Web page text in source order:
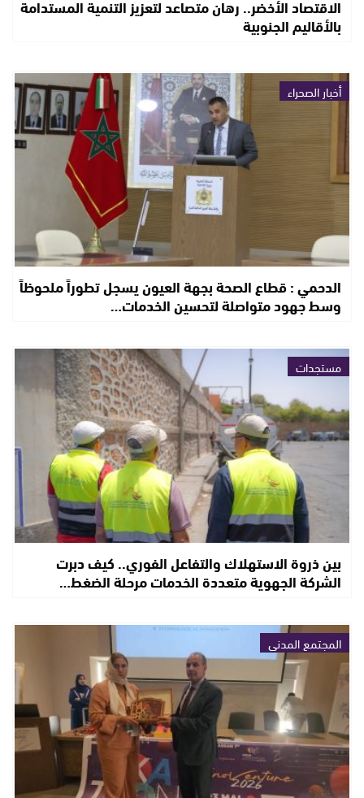
الاقتصاد الأخضر.. رهان متصاعد لتعزيز التنمية المستدامة
بالأقاليم الجنوبية
أخبار الصحراء
الدحمي : قطاع الصحة بجهة العيون يسجل تطوراً ملحوظاً
وسط جهود متواصلة لتحسين الخدمات…
مستجدات
بين ذروة الاستهلاك والتفاعل الفوري.. كيف دبرت
الشركة الجهوية متعددة الخدمات مرحلة الضغط…
المجتمع المدني